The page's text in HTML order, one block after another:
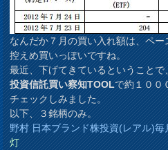
なんだか７月の買い入れ額は、ペー
控えめ買いっぽいですね。
最近、下げてきているということで
投資信託買い察知TOOLで約１００
チェックしみました。
以下、３銘柄のみ。
野村 日本ブランド株投資(レア
灯